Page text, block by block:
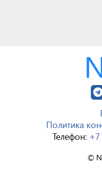
Политика
Телефон:
©